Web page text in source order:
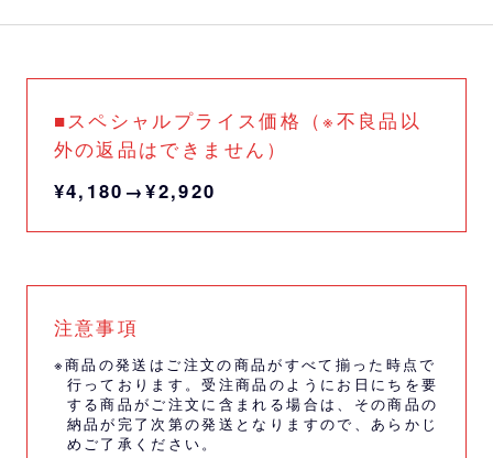
■スペシャルプライス価格（※不良品以
外の返品はできません）
¥4,180→¥2,920
注意事項
※商品の発送はご注文の商品がすべて揃った時点で
行っております。受注商品のようにお日にちを要
する商品がご注文に含まれる場合は、その商品の
納品が完了次第の発送となりますので、あらかじ
めご了承ください。